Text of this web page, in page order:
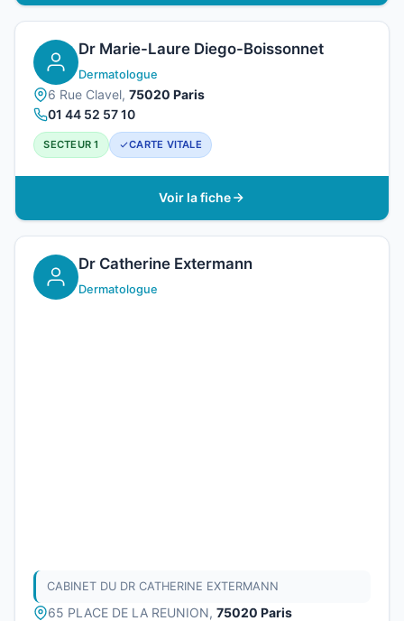
Dr Marie-Laure Diego-Boissonnet
Dermatologue
6 Rue Clavel, 75020 Paris
01 44 52 57 10
SECTEUR 1 CARTE VITALE
Voir la fiche
Dr Catherine Extermann
Dermatologue
CABINET DU DR CATHERINE EXTERMANN
65 PLACE DE LA REUNION, 75020 Paris